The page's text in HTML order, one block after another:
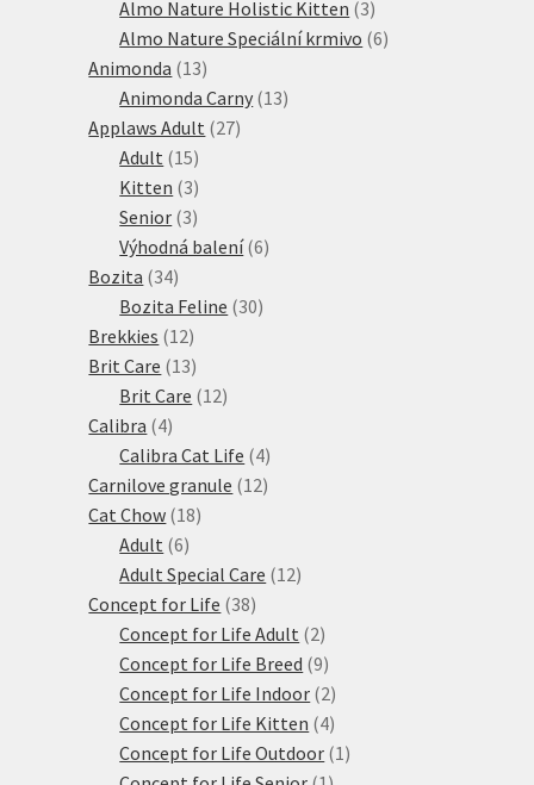
produktů
Almo Nature Holistic Kitten 33
produkty
Almo Nature Speciální krmivo 66
Animonda 1313
produktů
Animonda Carny 1313
Applaws Adult 2727
Adult 1515
produktů
Kitten 33
produkty
Senior 33
produkty
Výhodná balení 66
Bozita 3434
produktů
Bozita Feline 3030
Brekkies 1212
produktů
Brit Care 1313
produktů
Brit Care 1212
Calibra 44
produkty
Calibra Cat Life 44
produkty
Carnilove granule 1212
Cat Chow 1818
Adult 66
produktů
Adult Special Care 1212
Concept for Life 3838
produktů
Concept for Life Adult 22
produkty
Concept for Life Breed 99
produktů
Concept for Life Indoor 22
produkty
Concept for Life Kitten 44
produkty
Concept for Life Outdoor 1 1